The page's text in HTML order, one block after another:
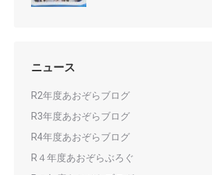
ニュース
R2年度あおぞらブログ
R3年度あおぞらブログ
R4年度あおぞらブログ
R４年度あおぞらぶろぐ